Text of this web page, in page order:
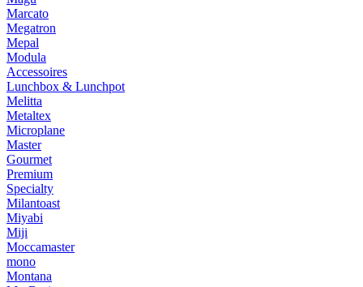
Marcato
Megatron
Mepal
Modula
Accessoires
Lunchbox & Lunchpot
Melitta
Metaltex
Microplane
Master
Gourmet
Premium
Specialty
Milantoast
Miyabi
Miji
Moccamaster
mono
Montana